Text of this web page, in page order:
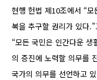
현행 헌법 제10조에서 “
복을 추구할 권리가 있다
“모든 국민은 인간다운 생
의 증진에 노력할 의무를
국가의 의무를 선언하고